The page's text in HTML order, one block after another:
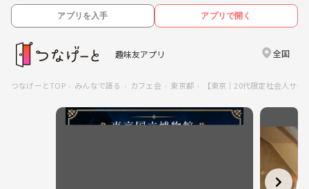
アプリを入手 アプリで開く
趣味友アプリ 全国
つなげーとTOP みんなで語る カフェ会 東京都 【東京｜20代限定社会人サ